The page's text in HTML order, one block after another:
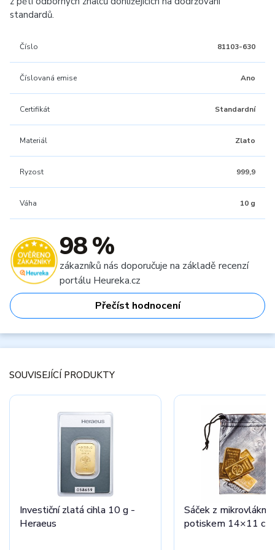
standardů.
Číslo 81103-630
Číslovaná emise Ano
Certifikát Standardní
Materiál Zlato
Ryzost 999,9
Váha 10 g
98 %
zákazníků nás doporučuje na základě recenzí
portálu Heureka.cz
Přečíst hodnocení
SOUVISEJÍCÍ PRODUKTY
Investiční zlatá cihla 10 g -
Heraeus
Sáček z mikrovlákna
potiskem 14×11 cm